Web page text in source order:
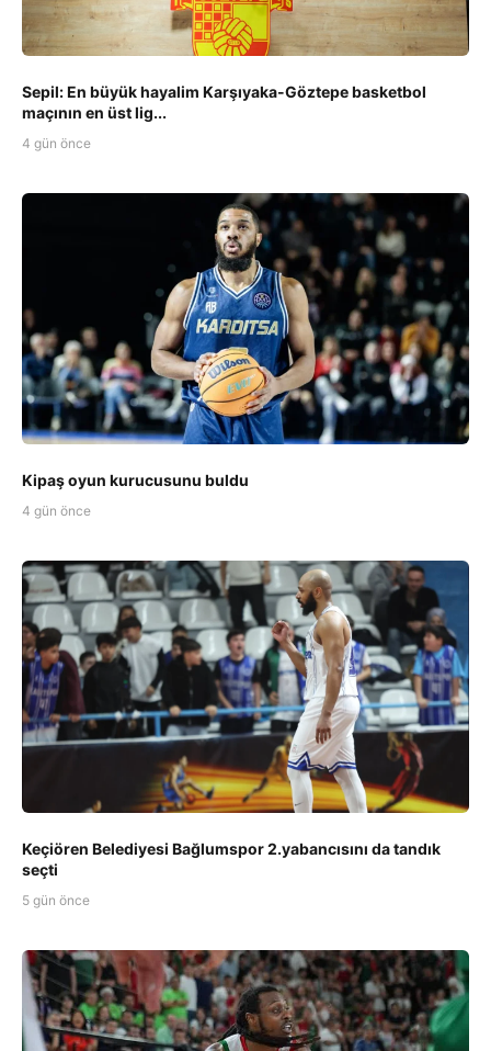
Sepil: En büyük hayalim Karşıyaka-Göztepe basketbol
maçının en üst lig...
4 gün önce
Kipaş oyun kurucusunu buldu
4 gün önce
Keçiören Belediyesi Bağlumspor 2.yabancısını da tandık
seçti
5 gün önce